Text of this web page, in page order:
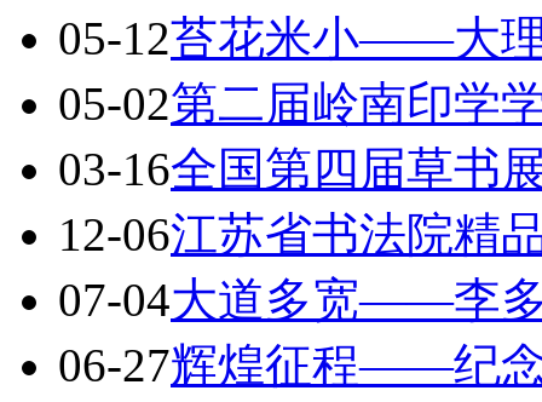
05-12苔花米小——大
05-02第二届岭南印学
03-16全国第四届草书
12-06江苏省书法院精
07-04大道多宽——李
06-27辉煌征程——纪